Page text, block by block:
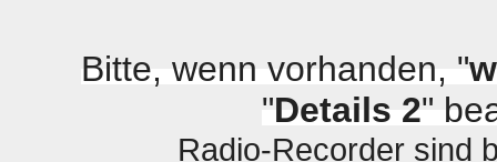
Bitte, wenn vorhanden, "
"Details 2"
Radio-Recorder sind